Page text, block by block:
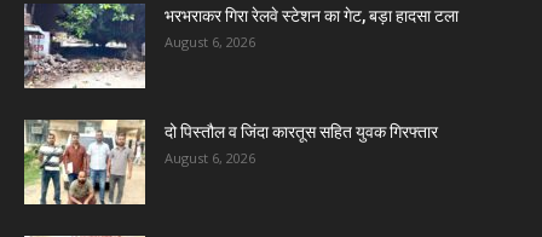
भरभराकर गिरा रेलवे स्टेशन का गेट, बड़ा हादसा टला
August 6, 2026
दो पिस्तौल व जिंदा कारतूस सहित युवक गिरफ्तार
August 6, 2026